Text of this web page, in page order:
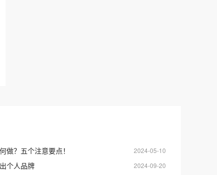
2024-05-10
做？五个注意要点！
2024-09-20
个人品牌